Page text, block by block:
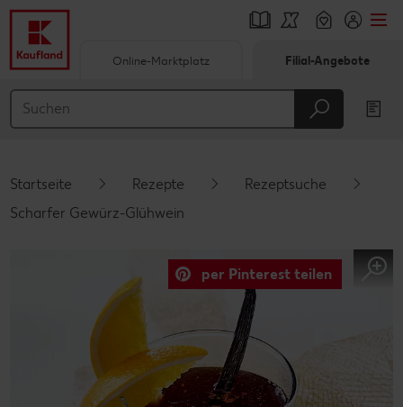
Hauptinhalt
Schwebender Seitenbereich
Online-Marktplatz Filial-Angebote
Startseite Rezepte
Rezeptsuche
Scharfer Gewürz-Glühwein
per Pinterest teilen